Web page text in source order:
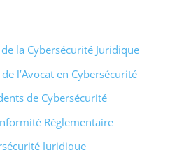
la Cybersécurité Juridique
l’Avocat en Cybersécurité
de Cybersécurité
Réglementaire
Juridique